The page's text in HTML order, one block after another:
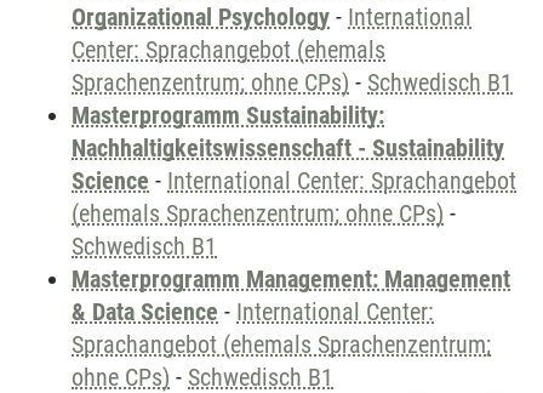
Organizational Psychology - International
Center: Sprachangebot (ehemals
Sprachenzentrum; ohne CPs) - Schwedisch B1
Masterprogramm Sustainability:
Nachhaltigkeitswissenschaft - Sustainability
Science - International Center: Sprachangebot
(ehemals Sprachenzentrum; ohne CPs) -
Schwedisch B1
Masterprogramm Management: Management
& Data Science - International Center:
Sprachangebot (ehemals Sprachenzentrum;
ohne CPs) - Schwedisch B1